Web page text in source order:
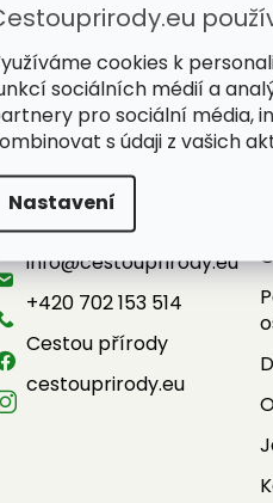
cookies k
sociálních médií a
pro sociální média,
s údaji z vašich
Nastavení
Hledáme příčinu
Kontakt
info@cestouprirody.eu
+420 702 153 514
Cestou přírody
cestouprirody.eu